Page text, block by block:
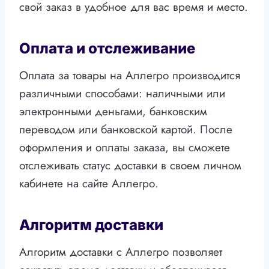
свой заказ в удобное для вас время и место.
Оплата и отслеживание
Оплата за товары на Аллегро производится
различными способами: наличными или
электронными деньгами, банковским
переводом или банковской картой. После
оформления и оплаты заказа, вы сможете
отслеживать статус доставки в своем личном
кабинете на сайте Аллегро.
Алгоритм доставки
Алгоритм доставки с Аллегро позволяет